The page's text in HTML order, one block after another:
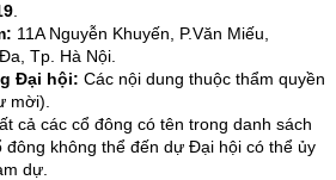
11A Nguyễn Khuyến, P.Văn Miếu,
Tp. Hà Nội.
Đại hội: Các nội dung thuộc thẩm quyền
mời).
cả các cổ đông có tên trong danh sách
đông không thể đến dự Đại hội có thể ủy
dự.